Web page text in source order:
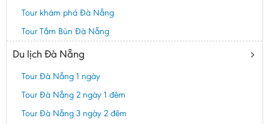
Tour khám phá Đà Nẵng
Tour Tắm Bùn Đà Nẵng
Du lịch Đà Nẵng
Tour Đà Nẵng 1 ngày
Tour Đà Nẵng 2 ngày 1 đêm
Tour Đà Nẵng 3 ngày 2 đêm